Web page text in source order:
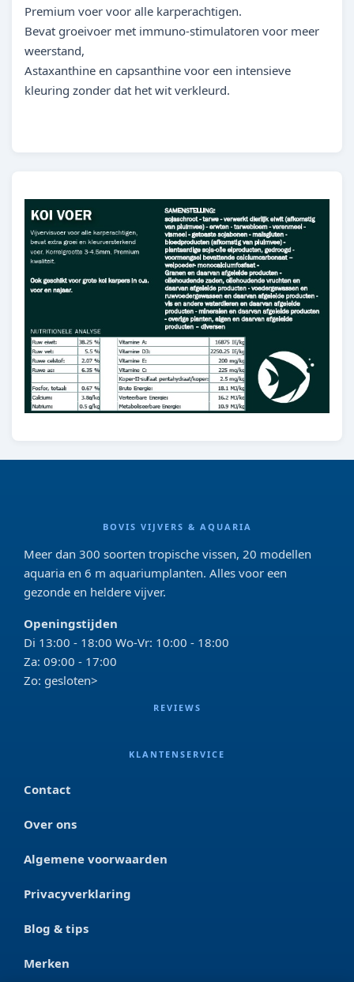
Premium voer voor alle karperachtigen.
Bevat groeivoer met immuno-stimulatoren voor meer
weerstand,
Astaxanthine en capsanthine voor een intensieve
kleuring zonder dat het wit verkleurd.
BOVIS VIJVERS & AQUARIA
Meer dan 300 soorten tropische vissen, 20 modellen
aquaria en 6 m aquariumplanten. Alles voor een
gezonde en heldere vijver.
Openingstijden
Di 13:00 - 18:00 Wo-Vr: 10:00 - 18:00
Za: 09:00 - 17:00
Zo: gesloten>
REVIEWS
KLANTENSERVICE
Contact
Over ons
Algemene voorwaarden
Privacyverklaring
Blog & tips
Merken